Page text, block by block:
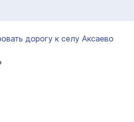
дорогу к селу Аксаево